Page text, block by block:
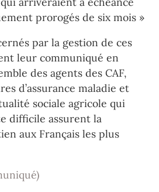
prorogés de six mois »
par la gestion de ces
leur communiqué en
des agents des CAF,
d’assurance maladie et
sociale agricole qui
difficile assurent la
aux Français les plus